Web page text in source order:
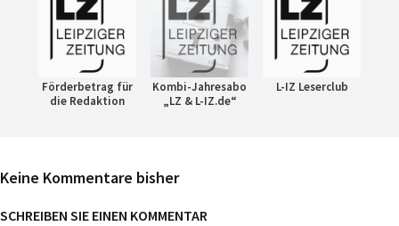
Förderbetrag für
die Redaktion
Kombi-Jahresabo
„LZ & L-IZ.de“
L-IZ Leserclub
Keine Kommentare bisher
SCHREIBEN SIE EINEN KOMMENTAR